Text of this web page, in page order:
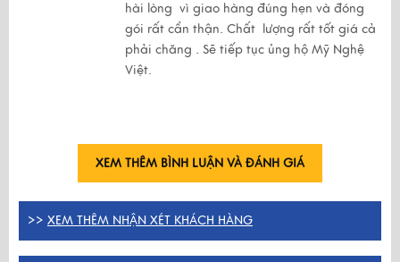
hài lòng vì giao hàng đúng hẹn và đóng
gói rất cẩn thận. Chất lượng rất tốt giá cả
phải chăng . Sẽ tiếp tục ủng hộ Mỹ Nghệ
Việt.
XEM THÊM BÌNH LUẬN VÀ ĐÁNH GIÁ
>> XEM THÊM NHẬN XÉT KHÁCH HÀNG